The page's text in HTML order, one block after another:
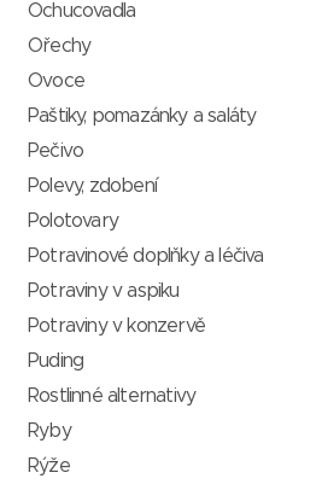
Ochucovadla
Ořechy
Ovoce
Paštiky, pomazánky a saláty
Pečivo
Polevy, zdobení
Polotovary
Potravinové doplňky a léčiva
Potraviny v aspiku
Potraviny v konzervě
Puding
Rostlinné alternativy
Ryby
Rýže